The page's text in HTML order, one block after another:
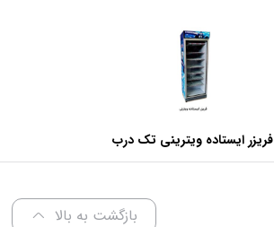
فریزر ایستاده ویترینی تک درب
عرض 70 سانتی متر
بازگشت به بالا